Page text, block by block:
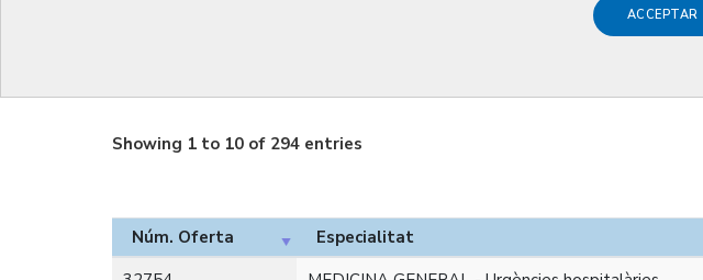
ACCEPTAR
Showing 1 to 10 of 294 entries
Núm. Oferta
Especialitat